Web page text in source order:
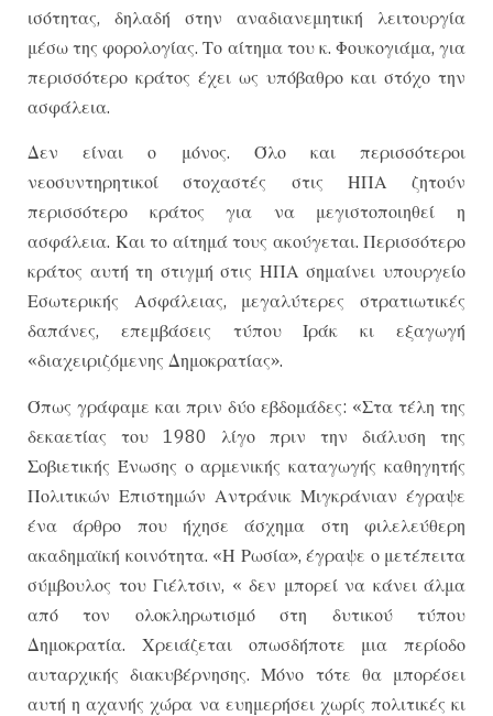
ισότητας, δηλαδή στην αναδιανεμητική λειτουργία
μέσω της φορολογίας. Το αίτημα του κ. Φουκογιάμα, για
περισσότερο κράτος έχει ως υπόβαθρο και στόχο την
ασφάλεια.
Δεν είναι ο μόνος. Όλο και περισσότεροι
νεοσυντηρητικοί στοχαστές στις ΗΠΑ ζητούν
περισσότερο κράτος για να μεγιστοποιηθεί η
ασφάλεια. Και το αίτημά τους ακούγεται. Περισσότερο
κράτος αυτή τη στιγμή στις ΗΠΑ σημαίνει υπουργείο
Εσωτερικής Ασφάλειας, μεγαλύτερες στρατιωτικές
δαπάνες, επεμβάσεις τύπου Ιράκ κι εξαγωγή
«διαχειριζόμενης Δημοκρατίας».
Όπως γράφαμε και πριν δύο εβδομάδες: «Στα τέλη της
δεκαετίας του 1980 λίγο πριν την διάλυση της
Σοβιετικής Ένωσης ο αρμενικής καταγωγής καθηγητής
Πολιτικών Επιστημών Αντράνικ Μιγκράνιαν έγραψε
ένα άρθρο που ήχησε άσχημα στη φιλελεύθερη
ακαδημαϊκή κοινότητα. «Η Ρωσία», έγραψε ο μετέπειτα
σύμβουλος του Γιέλτσιν, « δεν μπορεί να κάνει άλμα
από τον ολοκληρωτισμό στη δυτικού τύπου
Δημοκρατία. Χρειάζεται οπωσδήποτε μια περίοδο
αυταρχικής διακυβέρνησης. Μόνο τότε θα μπορέσει
αυτή η αχανής χώρα να ευημερήσει χωρίς πολιτικές κι